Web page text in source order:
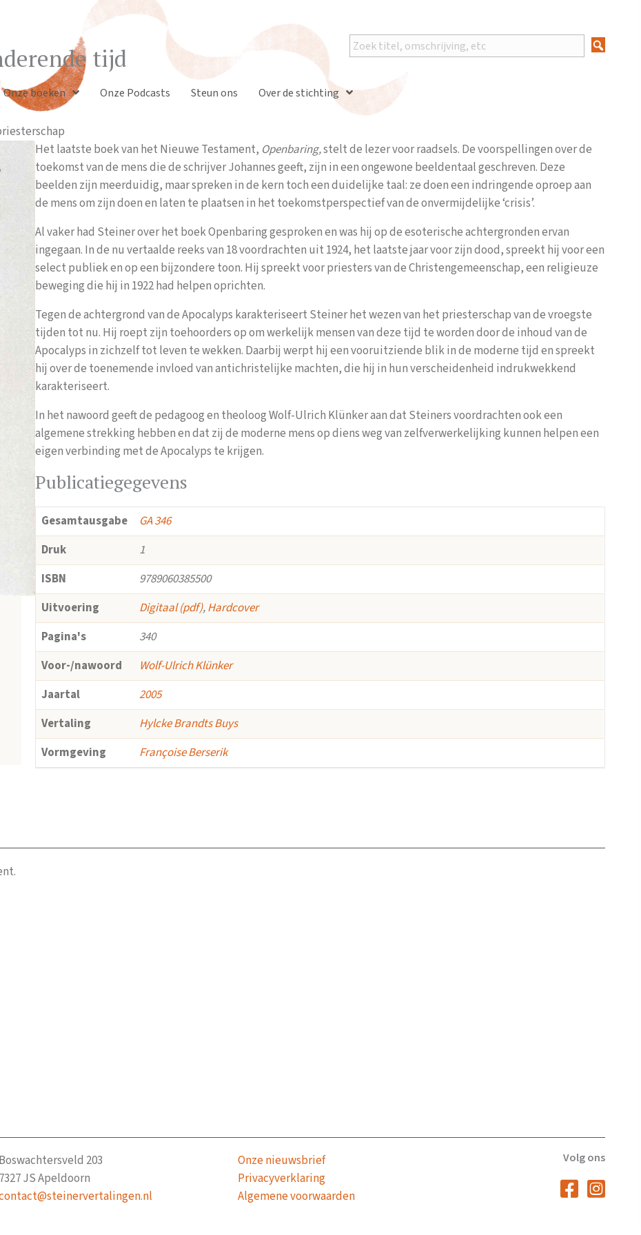
tijd
Onze boeken Onze Podcasts Steun ons Over de stichting
Het laatste boek van het Nieuwe Testament, Openbaring,stelt de lezer voor raadsels. De voorspellingen over de
toekomst van de mens die de schrijver Johannes geeft, zijn in een ongewone beeldentaal geschreven. Deze
beelden zijn meerduidig, maar spreken in de kern toch een duidelijke taal: ze doen een indringende oproep aan
de mens om zijn doen en laten te plaatsen in het toekomstperspectief van de onvermijdelijke ‘crisis’.
Al vaker had Steiner over het boek Openbaring gesproken en was hij op de esoterische achtergronden ervan
ingegaan. In de nu vertaalde reeks van 18 voordrachten uit 1924, het laatste jaar voor zijn dood, spreekt hij voor een
select publiek en op een bijzondere toon. Hij spreekt voor priesters van de Christengemeenschap, een religieuze
beweging die hij in 1922 had helpen oprichten.
Tegen de achtergrond van de Apocalyps karakteriseert Steiner het wezen van het priesterschap van de vroegste
tijden tot nu. Hij roept zijn toehoorders op om werkelijk mensen van deze tijd te worden door de inhoud van de
Apocalyps in zichzelf tot leven te wekken. Daarbij werpt hij een vooruitziende blik in de moderne tijd en spreekt
hij over de toenemende invloed van antichristelijke machten, die hij in hun verscheidenheid indrukwekkend
karakteriseert.
In het nawoord geeft de pedagoog en theoloog Wolf-Ulrich Klünker aan dat Steiners voordrachten ook een
algemene strekking hebben en dat zij de moderne mens op diens weg van zelfverwerkelijking kunnen helpen een
eigen verbinding met de Apocalyps te krijgen.
Publicatiegegevens
Gesamtausgabe
GA 346
Druk
1
ISBN
9789060385500
Uitvoering
Digitaal (pdf),Hardcover
Pagina's
340
Voor-/nawoord
Wolf-Ulrich Klünker
Jaartal
2005
Vertaling
Hylcke Brandts Buys
Vormgeving
Françoise Berserik
Boswachtersveld 203
7327 JS Apeldoorn
Onze nieuwsbrief
Privacyverklaring
Algemene voorwaarden
Volg ons